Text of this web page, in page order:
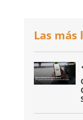
Las más